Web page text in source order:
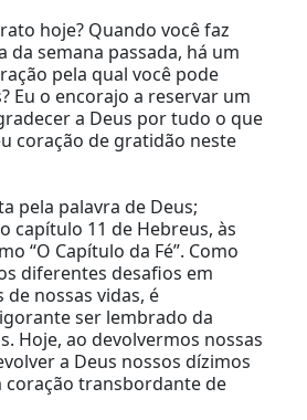
hoje? Quando você faz
da semana passada, há um
pela qual você pode
Eu o encorajo a reservar um
a Deus por tudo o que
coração de gratidão neste
pela palavra de Deus;
capítulo 11 de Hebreus, às
“O Capítulo da Fé”. Como
diferentes desafios em
nossas vidas, é
ser lembrado da
Hoje, ao devolvermos nossas
a Deus nossos dízimos
coração transbordante de